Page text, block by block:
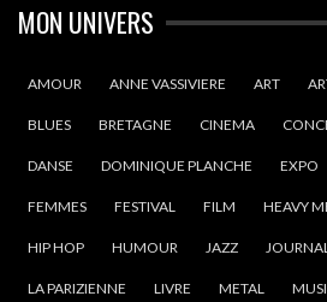
MON UNIVERS
AMOUR ANNE VASSIVIERE ART
BLUES BRETAGNE CINEMA
DANSE DOMINIQUE PLANCHE EXPO
FEMMES FESTIVAL FILM HEAVY
HIP HOP HUMOUR JAZZ
LA PARIZIENNE LIVRE METAL